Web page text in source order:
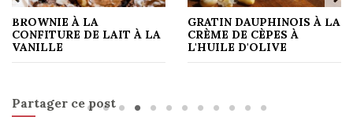
BROWNIE À LA
CONFITURE DE LAIT À LA
VANILLE
GRATIN DAUPHINOIS À LA
CRÈME DE CÈPES À
L'HUILE D'OLIVE
Partager ce post